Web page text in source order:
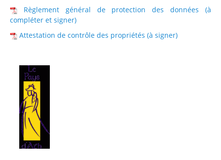
Règlement général de protection des données (à
compléter et signer)
Attestation de contrôle des propriétés (à signer)